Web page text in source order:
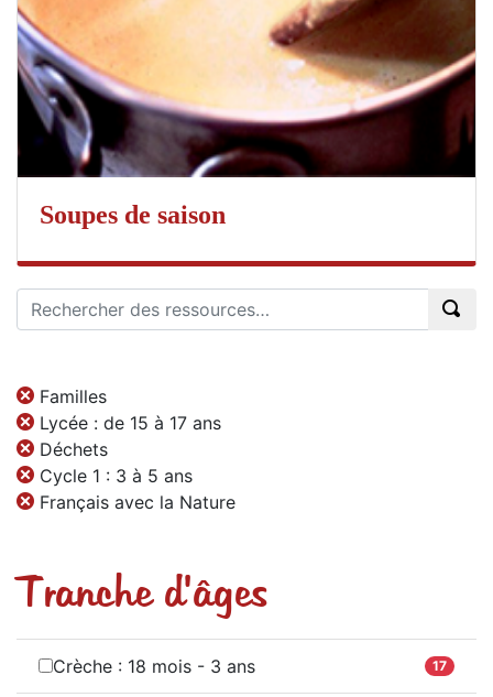
Soupes de saison
Familles
Lycée : de 15 à 17 ans
Déchets
Cycle 1 : 3 à 5 ans
Français avec la Nature
Tranche d'âges
Crèche : 18 mois - 3 ans 17